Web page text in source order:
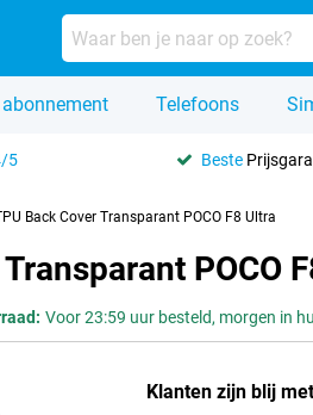
Telefoons
5 Beste
Back Cover Transparant POCO F8 Ultra
POCO
Voor 23:59 uur besteld, morgen in
Klanten zijn blij